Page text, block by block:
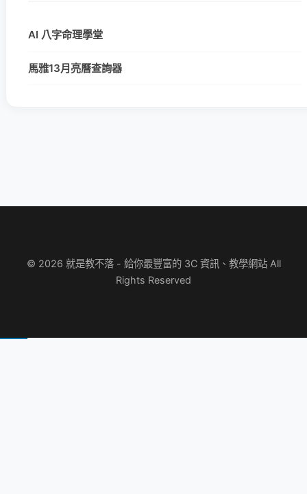
AI 八字命理學堂
馬雅13月亮曆查詢器
© 2026 就是教不落 - 給你最豐富的 3C 資訊、教學網站 All
Rights Reserved